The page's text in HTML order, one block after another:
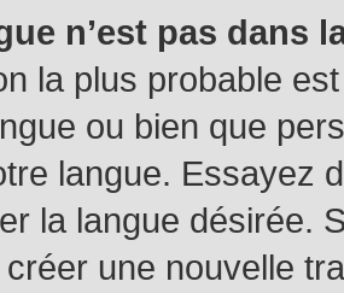
n’est pas dans
la plus probable
ou bien que
langue. Essayez
la langue désirée.
créer une nouvelle